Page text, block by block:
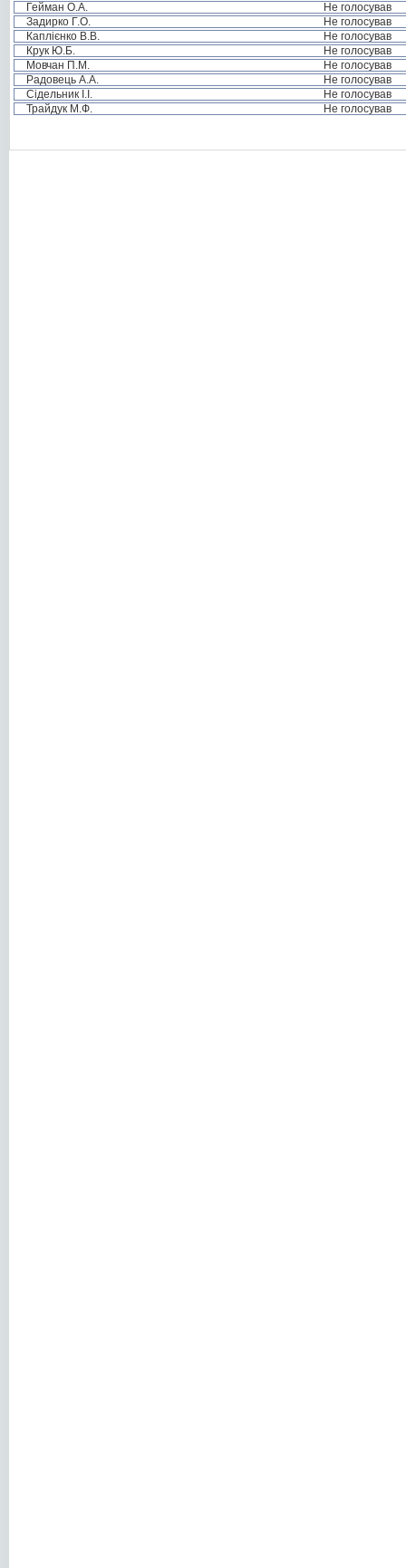
Гейман О.А.
Не голосував
Задирко Г.О.
Не голосував
Каплієнко В.В.
Не голосував
Крук Ю.Б.
Не голосував
Мовчан П.М.
Не голосував
Радовець А.А.
Не голосував
Сідельник І.І.
Не голосував
Трайдук М.Ф.
Не голосував